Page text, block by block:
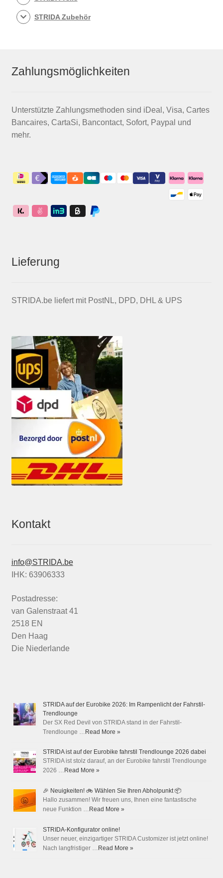
STRIDA Zubehör
Zahlungsmöglichkeiten
Unterstützte Zahlungsmethoden sind iDeal, Visa, Cartes
Bancaires, CartaSi, Bancontact, Sofort, Paypal und
mehr.
Lieferung
STRIDA.be liefert mit PostNL, DPD, DHL & UPS
Kontakt
info@STRIDA.be
IHK: 63906333
Postadresse:
van Galenstraat 41
2518 EN
Den Haag
Die Niederlande
STRIDA auf der Eurobike 2026: Im Rampenlicht der Fahrstil-
Trendlounge
Der SX Red Devil von STRIDA stand in der Fahrstil-
Trendlounge … Read More »
STRIDA ist auf der Eurobike fahrstil Trendlounge 2026 dabei
STRIDA ist stolz darauf, an der Eurobike fahrstil Trendlounge
2026 … Read More »
🎉 Neuigkeiten! 🚲 Wählen Sie Ihren Abholpunkt 📦
Hallo zusammen! Wir freuen uns, Ihnen eine fantastische
neue Funktion … Read More »
STRIDA-Konfigurator online!
Unser neuer, einzigartiger STRIDA Customizer ist jetzt online!
Nach langfristiger … Read More »